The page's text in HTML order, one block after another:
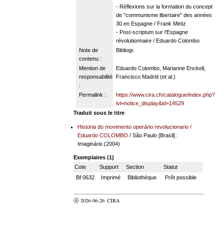
- Réflexions sur la formation du concept
de "communisme libertaire" des années
30 en Espagne / Frank Mintz
- Post-scriptum sur l'Espagne
révolutionnaire / Eduardo Colombo
Note de
contenu :
Bibliogr.
Mention de
responsabilité
:
Eduardo Colombo, Marianne Enckell,
Francisco Madrid (et al.)
Permalink :
https://www.cira.ch/catalogue/index.php?
lvl=notice_display&id=14529
Traduit sous le titre
Historia do movimento operário revolucionario /
Eduardo COLOMBO / São Paulo [Brasil] :
Imaginário (2004)
Exemplaires (1)
Cote
Support Section
Statut
Bf 0632
Imprimé Bibliothèque Prêt possible
Ⓐ 2026-06-26 CIRA